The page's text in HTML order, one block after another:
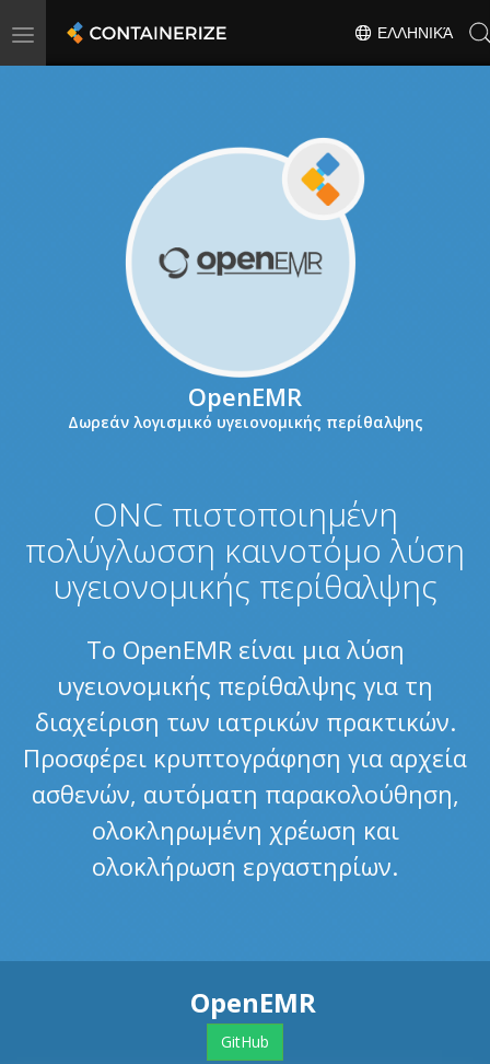
Toggle
ΕΛΛΗΝΙΚΆ
OpenEMR
Δωρεάν λογισμικό υγειονομικής περίθαλψης
ONC πιστοποιημένη
πολύγλωσση καινοτόμο λύση
υγειονομικής περίθαλψης
Το OpenEMR είναι μια λύση
υγειονομικής περίθαλψης για τη
διαχείριση των ιατρικών πρακτικών.
Προσφέρει κρυπτογράφηση για αρχεία
ασθενών, αυτόματη παρακολούθηση,
ολοκληρωμένη χρέωση και
ολοκλήρωση εργαστηρίων.
OpenEMR
GitHub